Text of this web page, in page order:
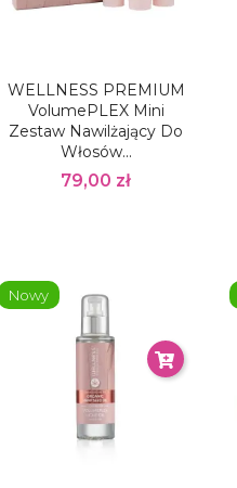
WELLNESS PREMIUM
VolumePLEX Mini
Zestaw Nawilżający Do
Włosów...
79,00 zł
Nowy